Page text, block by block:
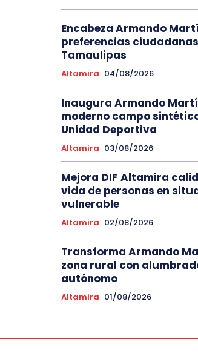
Encabeza Armando
preferencias
Tamaulipas
Altamira 04/08/2026
Inaugura Armando
moderno campo
Unidad Deportiva
Altamira 03/08/2026
Mejora DIF Altamira
vida de personas en
vulnerable
Altamira 02/08/2026
Transforma Armando
zona rural con
autónomo
Altamira 01/08/2026